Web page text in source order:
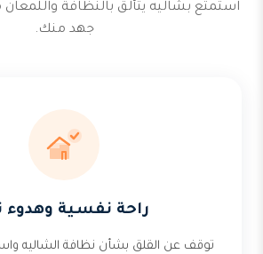
استمتع بشاليه يتألق بالنظافة واللمعان
جهد منك.
راحة نفسية وهدوء
توقف عن القلق بشأن نظافة الشاليه